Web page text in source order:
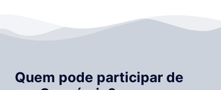
Quem pode participar de